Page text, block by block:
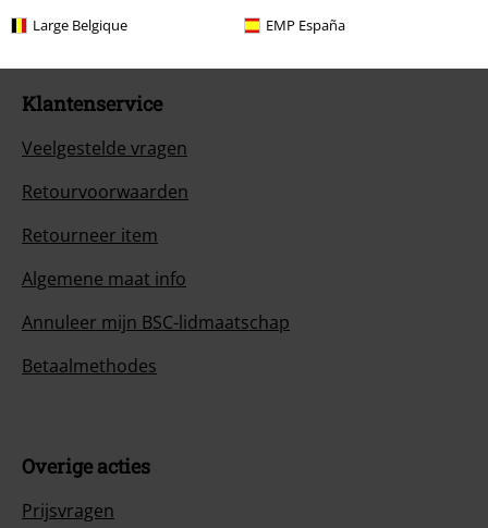
Large Belgique EMP España
Klantenservice
Veelgestelde vragen
Retourvoorwaarden
Retourneer item
Algemene maat info
Annuleer mijn BSC-lidmaatschap
Betaalmethodes
Overige acties
Prijsvragen